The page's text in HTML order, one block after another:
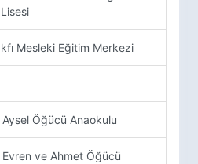
Mesleki Eğitim Merkezi
Öğücü Anaokulu
Evren ve Ahmet Öğücü